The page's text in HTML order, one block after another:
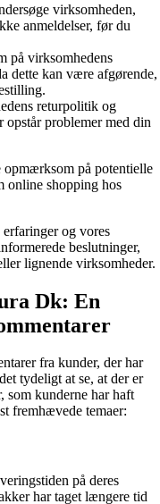
virksomheden,
anmeldelser, før du
på virksomhedens
dette kan være afgørende,
returpolitik og
problemer med din
på potentielle
online shopping hos
og vores
beslutninger,
lignende virksomheder.
Dk: En
fra kunder, der har
tydeligt at se, at der er
som kunderne har haft
fremhævede temaer:
på deres
har taget længere tid